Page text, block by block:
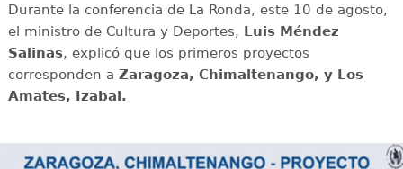
Durante la conferencia de La Ronda, este 10 de agosto,
el ministro de Cultura y Deportes, Luis Méndez
Salinas, explicó que los primeros proyectos
corresponden a Zaragoza, Chimaltenango, y Los
Amates, Izabal.